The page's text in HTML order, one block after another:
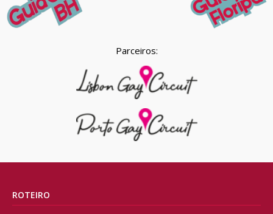
Parceiros:
ROTEIRO